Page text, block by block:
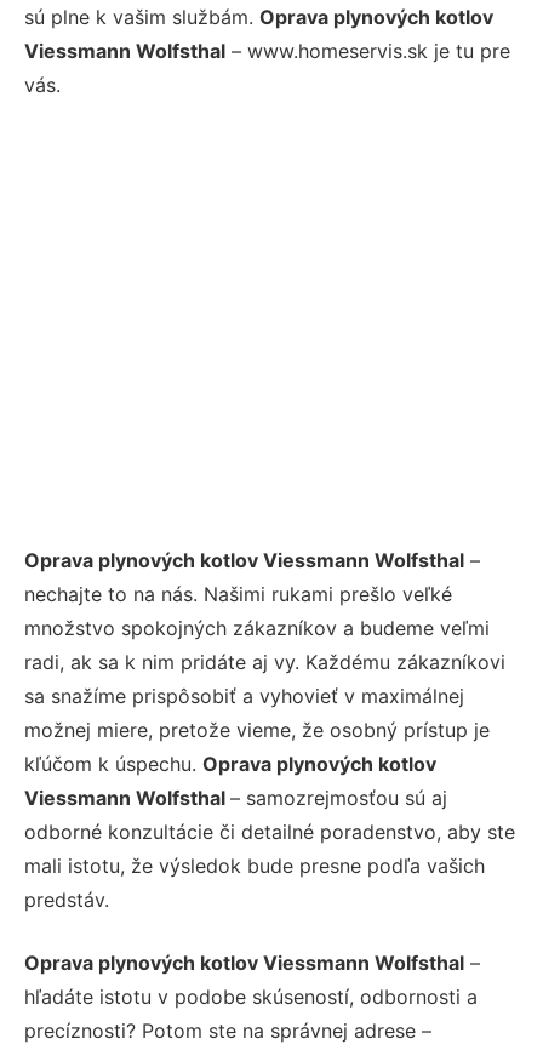
sú plne k vašim službám. Oprava plynových kotlov
Viessmann Wolfsthal – www.homeservis.sk je tu pre
vás.
Oprava plynových kotlov Viessmann Wolfsthal –
nechajte to na nás. Našimi rukami prešlo veľké
množstvo spokojných zákazníkov a budeme veľmi
radi, ak sa k nim pridáte aj vy. Každému zákazníkovi
sa snažíme prispôsobiť a vyhovieť v maximálnej
možnej miere, pretože vieme, že osobný prístup je
kľúčom k úspechu. Oprava plynových kotlov
Viessmann Wolfsthal – samozrejmosťou sú aj
odborné konzultácie či detailné poradenstvo, aby ste
mali istotu, že výsledok bude presne podľa vašich
predstáv.
Oprava plynových kotlov Viessmann Wolfsthal –
hľadáte istotu v podobe skúseností, odbornosti a
precíznosti? Potom ste na správnej adrese –